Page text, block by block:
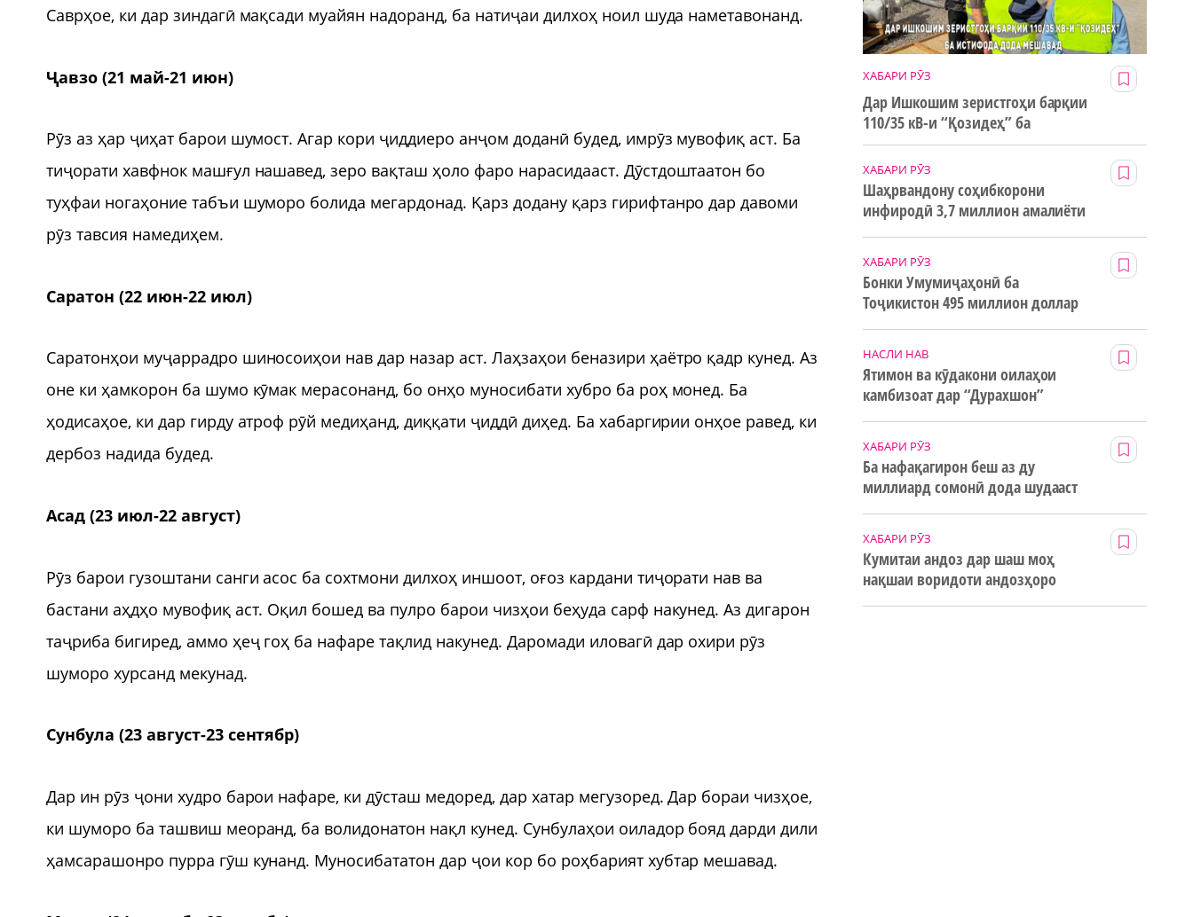
Саврҳое, ки дар зиндагӣ мақсади муайян надоранд, ба натиҷаи дилхоҳ ноил шуда наметавонанд.
Ҷавзо (21 май-21 июн)
Рӯз аз ҳар ҷиҳат барои шумост. Агар кори ҷиддиеро анҷом доданӣ будед, имрӯз мувофиқ аст. Ба
тиҷорати хавфнок машғул нашавед, зеро вақташ ҳоло фаро нарасидааст. Дӯстдоштаатон бо
туҳфаи ногаҳоние табъи шуморо болида мегардонад. Қарз додану қарз гирифтанро дар давоми
рӯз тавсия намедиҳем.
Саратон (22 июн-22 июл)
Саратонҳои муҷаррадро шиносоиҳои нав дар назар аст. Лаҳзаҳои беназири ҳаётро қадр кунед. Аз
оне ки ҳамкорон ба шумо кӯмак мерасонанд, бо онҳо муносибати хубро ба роҳ монед. Ба
ҳодисаҳое, ки дар гирду атроф рӯй медиҳанд, диққати ҷиддӣ диҳед. Ба хабаргирии онҳое равед, ки
дербоз надида будед.
Асад (23 июл-22 август)
Рӯз барои гузоштани санги асос ба сохтмони дилхоҳ иншоот, оғоз кардани тиҷорати нав ва
бастани аҳдҳо мувофиқ аст. Оқил бошед ва пулро барои чизҳои беҳуда сарф накунед. Аз дигарон
таҷриба бигиред, аммо ҳеҷ гоҳ ба нафаре тақлид накунед. Даромади иловагӣ дар охири рӯз
шуморо хурсанд мекунад.
Сунбула (23 август-23 сентябр)
Дар ин рӯз ҷони худро барои нафаре, ки дӯсташ медоред, дар хатар мегузоред. Дар бораи чизҳое,
ки шуморо ба ташвиш меоранд, ба волидонатон нақл кунед. Сунбулаҳои оиладор бояд дарди дили
ҳамсарашонро пурра гӯш кунанд. Муносибататон дар ҷои кор бо роҳбарият хубтар мешавад.
ХАБАРИ РӮЗ
Дар Ишкошим зеристгоҳи барқии
110/35 кВ-и “Қозидеҳ” ба
истифода дода мешавад
ХАБАРИ РӮЗ
Шаҳрвандону соҳибкорони
инфиродӣ 3,7 миллион амалиёти
ХАБАРИ РӮЗ
Бонки Умумиҷаҳонӣ ба
Тоҷикистон 495 миллион доллар
НАСЛИ НАВ
Ятимон ва кӯдакони оилаҳои
камбизоат дар “Дурахшон”
ХАБАРИ РӮЗ
Ба нафақагирон беш аз ду
миллиард сомонӣ дода шудааст
ХАБАРИ РӮЗ
Кумитаи андоз дар шаш моҳ
нақшаи воридоти андозҳоро